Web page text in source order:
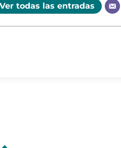
Ver todas las entradas